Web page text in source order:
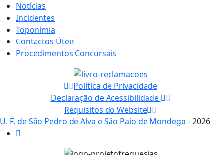
Notícias
Incidentes
Toponímia
Contactos Úteis
Procedimentos Concursais
Política de Privacidade
Declaração de Acessibilidade
Requisitos do Website
U. F. de São Pedro de Alva e São Paio de Mondego - 2026